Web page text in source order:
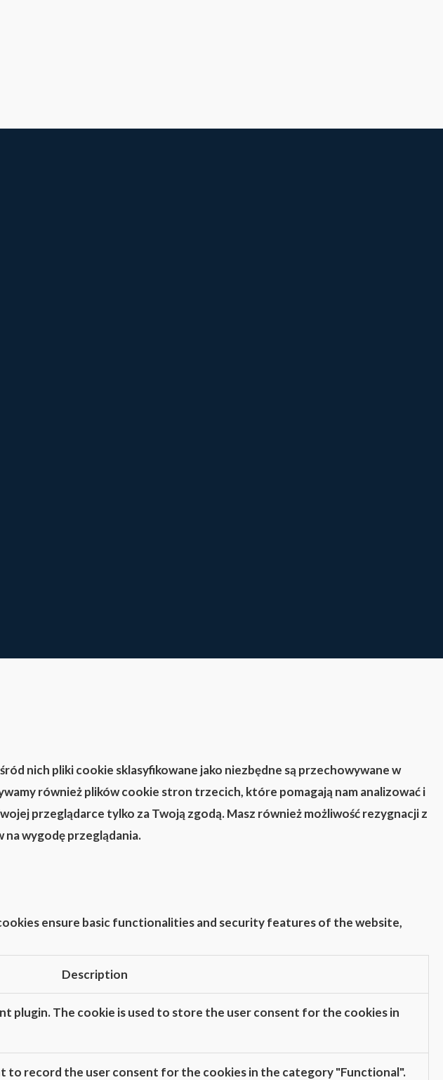
nich pliki cookie sklasyfikowane jako niezbędne są przechowywane w
również plików cookie stron trzecich, które pomagają nam analizować i
przeglądarce tylko za Twoją zgodą. Masz również możliwość rezygnacji z
na wygodę przeglądania.
ensure basic functionalities and security features of the website,
Description
plugin. The cookie is used to store the user consent for the cookies in
to record the user consent for the cookies in the category "Functional".